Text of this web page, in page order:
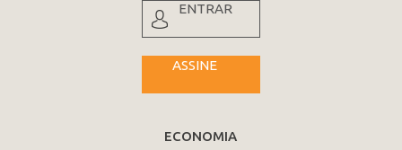
ENTRAR
ASSINE
ECONOMIA